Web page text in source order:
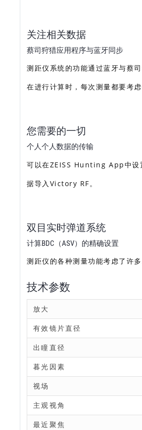
关注相关数据
蔡司狩猎应用程序与蓝牙同步
测距仪系统的功能通过蓝牙与蔡
在进行计算时，每次测量都要考
您需要的一切
个人个人数据的传输
可以在ZEISS Hunting App中设
据导入Victory RF。
双目实时弹道系统
计算BDC（ASV）的精确设置
测距仪的各种测量功能考虑了许
技术参数
放大
有效镜片直径
出瞳直径
暮光因素
视场
主观视角
最近聚焦